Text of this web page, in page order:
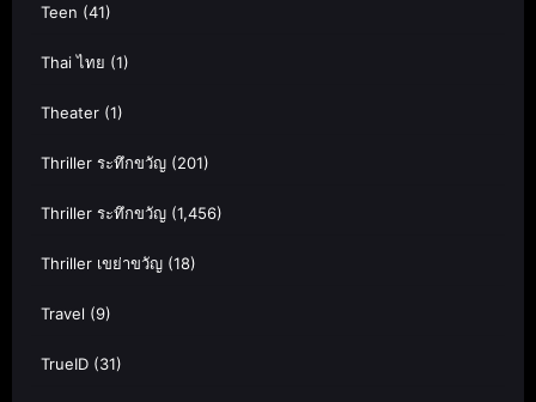
Teen (41)
Thai ไทย (1)
Theater (1)
Thriller ระทึกขวัญ (201)
Thriller ระทึกขวัญ (1,456)
Thriller เขย่าขวัญ (18)
Travel (9)
TrueID (31)